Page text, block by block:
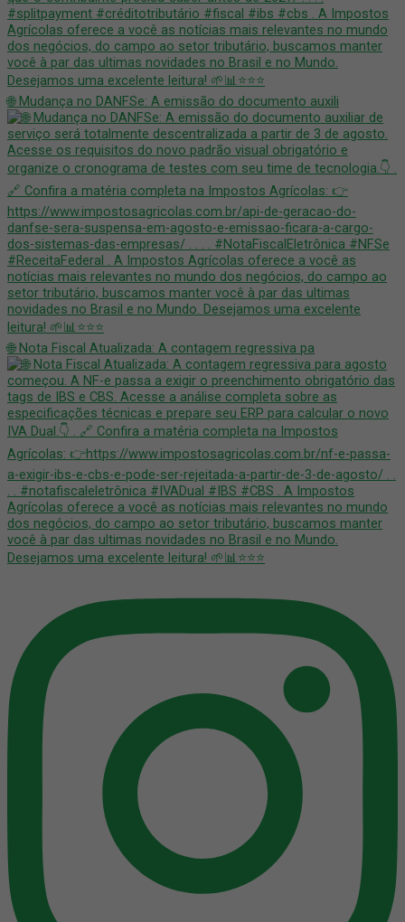
🌐 Mudança no DANFSe: A emissão do documento auxili
🌐 Nota Fiscal Atualizada: A contagem regressiva pa